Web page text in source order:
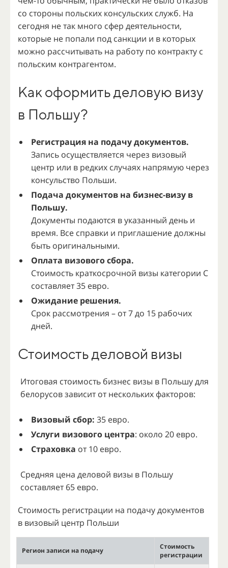
со стороны польских консульских служб. На
сегодня не так много сфер деятельности,
которые не попали под санкции и в которых
можно рассчитывать на работу по контракту с
польским контрагентом.
Как оформить деловую визу
в Польшу?
Регистрация на подачу документов.
Запись осуществляется через визовый
центр или в редких случаях напрямую через
консульство Польши.
Подача документов на бизнес-визу в
Польшу.
Документы подаются в указанный день и
время. Все справки и приглашение должны
быть оригинальными.
Оплата визового сбора.
Стоимость краткосрочной визы категории C
составляет 35 евро.
Ожидание решения.
Срок рассмотрения – от 7 до 15 рабочих
дней.
Стоимость деловой визы
Итоговая стоимость бизнес визы в Польшу для
белорусов зависит от нескольких факторов:
Визовый сбор: 35 евро.
Услуги визового центра: около 20 евро.
Страховка от 10 евро.
Средняя цена деловой визы в Польшу
составляет 65 евро.
Стоимость регистрации на подачу документов
в визовый центр Польши
Регион записи на подачу
Стоимость
регистрации